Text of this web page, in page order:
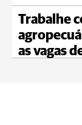
Trabalhe
as vagas